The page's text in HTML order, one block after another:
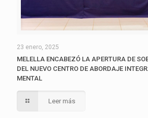
23 enero, 2025
MELELLA ENCABEZÓ LA APERTURA DE
DEL NUEVO CENTRO DE ABORDAJE
MENTAL
Leer más